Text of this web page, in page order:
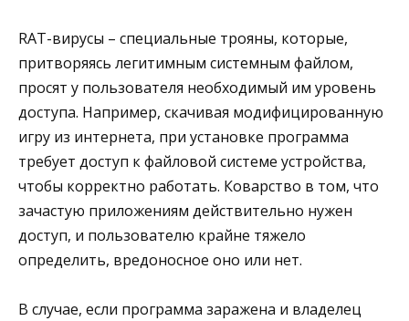
RAT-вирусы – специальные трояны, которые,
притворяясь легитимным системным файлом,
просят у пользователя необходимый им уровень
доступа. Например, скачивая модифицированную
игру из интернета, при установке программа
требует доступ к файловой системе устройства,
чтобы корректно работать. Коварство в том, что
зачастую приложениям действительно нужен
доступ, и пользователю крайне тяжело
определить, вредоносное оно или нет.
В случае, если программа заражена и владелец